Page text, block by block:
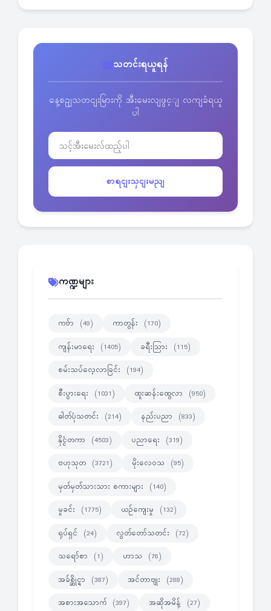
သတင်းရယူရန်
နေ့စဥျသတငျးမြားကို အီးမေးလျဖွင့ျ လကျခံရယူ
ပါ
စာရငျးသှငျးမညျ
ကဏ္ဍများ
ကဗ်ာ (49) ကာတွန်း (170)
ကျန်းမာရေး (1405) ခရီးသြား (115)
စမ်းသပ်လေ့လာခြင်း (194)
စီးပွားရေး (1031) ထူးဆန်းထွေလာ (950)
ဓါတ်ပုံသတင်း (214) နည်းပညာ (833)
နိုင္ငံတကာ (4503) ပညာရေး (319)
ဗဟုသုတ (3721) မိုးလေဝသ (95)
မှတ်မှတ်သားသား စကားများ (140)
မှုခင်း (1775) ယဉ်ကျေးမှု (132)
ရုပ်ရှင် (24) လွတ်တော်သတင်း (72)
သရော်စာ (1) ဟာသ (76)
အခ်စ္ဆိုင္ရာ (387) အင်တာဗျုး (288)
အစားအသောက် (397) အဆိုအမိန့် (27)